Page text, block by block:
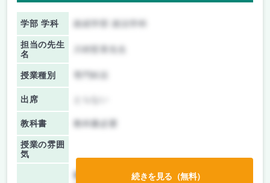
学部 学科 政経学部 政治学科
担当の先生
名
授業種別
出席
教科書 教科書必要
授業の雰囲
気
前期/中間：
テストのみ
続きを見る（無料）